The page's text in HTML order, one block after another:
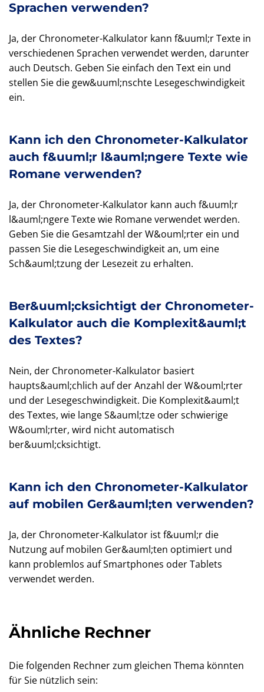
Sprachen verwenden?
Ja, der Chronometer-Kalkulator kann f&uuml;r Texte in
verschiedenen Sprachen verwendet werden, darunter
auch Deutsch. Geben Sie einfach den Text ein und
stellen Sie die gew&uuml;nschte Lesegeschwindigkeit
ein.
Kann ich den Chronometer-Kalkulator
auch f&uuml;r l&auml;ngere Texte wie
Romane verwenden?
Ja, der Chronometer-Kalkulator kann auch f&uuml;r
l&auml;ngere Texte wie Romane verwendet werden.
Geben Sie die Gesamtzahl der W&ouml;rter ein und
passen Sie die Lesegeschwindigkeit an, um eine
Sch&auml;tzung der Lesezeit zu erhalten.
Ber&uuml;cksichtigt der Chronometer-
Kalkulator auch die Komplexit&auml;t
des Textes?
Nein, der Chronometer-Kalkulator basiert
haupts&auml;chlich auf der Anzahl der W&ouml;rter
und der Lesegeschwindigkeit. Die Komplexit&auml;t
des Textes, wie lange S&auml;tze oder schwierige
W&ouml;rter, wird nicht automatisch
ber&uuml;cksichtigt.
Kann ich den Chronometer-Kalkulator
auf mobilen Ger&auml;ten verwenden?
Ja, der Chronometer-Kalkulator ist f&uuml;r die
Nutzung auf mobilen Ger&auml;ten optimiert und
kann problemlos auf Smartphones oder Tablets
verwendet werden.
Ähnliche Rechner
Die folgenden Rechner zum gleichen Thema könnten
für Sie nützlich sein: